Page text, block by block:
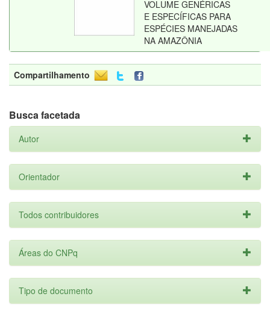
VOLUME GENÉRICAS
E ESPECÍFICAS PARA
ESPÉCIES MANEJADAS
NA AMAZÔNIA
Compartilhamento
Busca facetada
Autor
Orientador
Todos contribuidores
Áreas do CNPq
Tipo de documento